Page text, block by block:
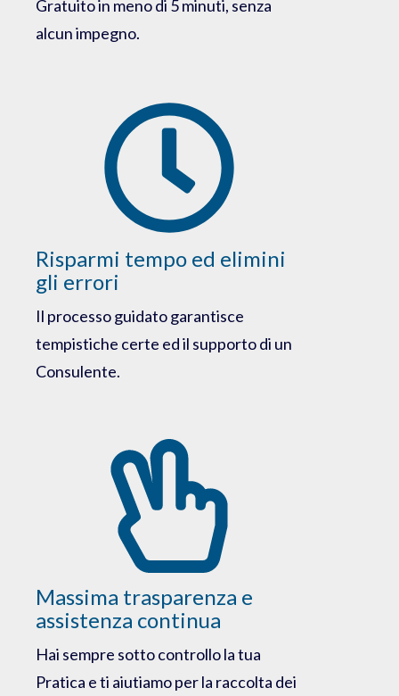
Gratuito in meno di 5 minuti, senza
alcun impegno.
Risparmi tempo ed elimini
gli errori
Il processo guidato garantisce
tempistiche certe ed il supporto di un
Consulente.
Massima trasparenza e
assistenza continua
Hai sempre sotto controllo la tua
Pratica e ti aiutiamo per la raccolta dei